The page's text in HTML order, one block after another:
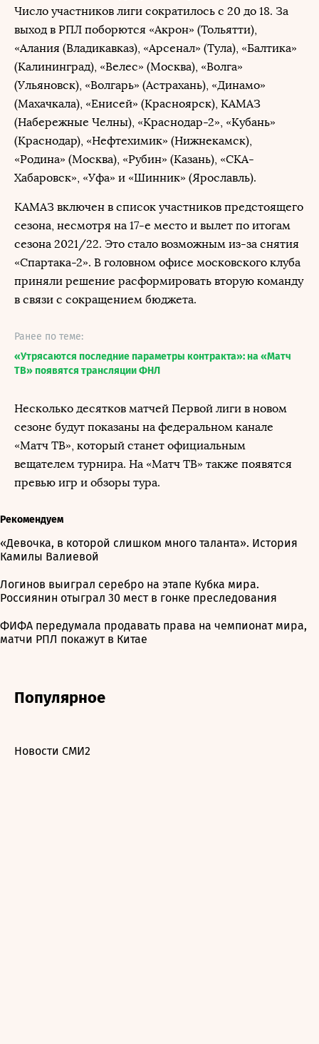
Число участников лиги сократилось с 20 до 18. За
выход в РПЛ поборются «Акрон» (Тольятти),
«Алания (Владикавказ), «Арсенал» (Тула), «Балтика»
(Калининград), «Велес» (Москва), «Волга»
(Ульяновск), «Волгарь» (Астрахань), «Динамо»
(Махачкала), «Енисей» (Красноярск), КАМАЗ
(Набережные Челны), «Краснодар-2», «Кубань»
(Краснодар), «Нефтехимик» (Нижнекамск),
«Родина» (Москва), «Рубин» (Казань), «СКА-
Хабаровск», «Уфа» и «Шинник» (Ярославль).
КАМАЗ включен в список участников предстоящего
сезона, несмотря на 17-е место и вылет по итогам
сезона 2021/22. Это стало возможным из-за снятия
«Спартака-2». В головном офисе московского клуба
приняли решение расформировать вторую команду
в связи с сокращением бюджета.
Ранее по теме:
«Утрясаются последние параметры контракта»: на «Матч
ТВ» появятся трансляции ФНЛ
Несколько десятков матчей Первой лиги в новом
сезоне будут показаны на федеральном канале
«Матч ТВ», который станет официальным
вещателем турнира. На «Матч ТВ» также появятся
превью игр и обзоры тура.
Рекомендуем
«Девочка, в которой слишком много таланта». История
Камилы Валиевой
Логинов выиграл серебро на этапе Кубка мира.
Россиянин отыграл 30 мест в гонке преследования
ФИФА передумала продавать права на чемпионат мира,
матчи РПЛ покажут в Китае
Популярное
Новости СМИ2